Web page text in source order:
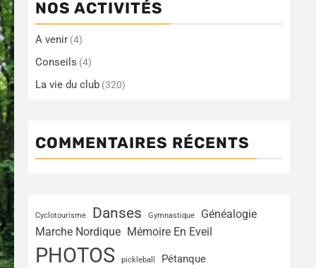
NOS ACTIVITÉS
A venir (4)
Conseils (4)
La vie du club (320)
COMMENTAIRES RÉCENTS
Cyclotourisme Danses Gymnastique
Généalogie
Marche Nordique Mémoire En Eveil
PHOTOS pickleball Pétanque